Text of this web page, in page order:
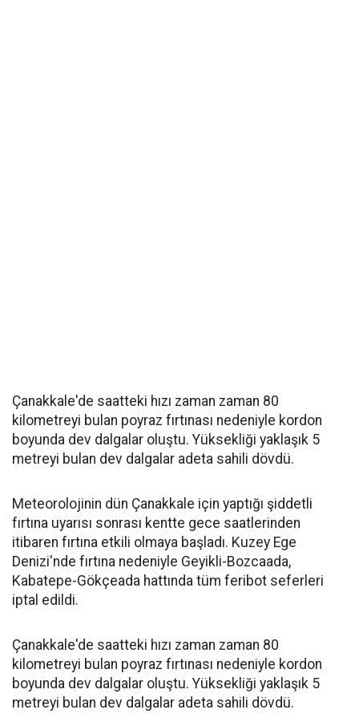
Çanakkale'de saatteki hızı zaman zaman 80
kilometreyi bulan poyraz fırtınası nedeniyle kordon
boyunda dev dalgalar oluştu. Yüksekliği yaklaşık 5
metreyi bulan dev dalgalar adeta sahili dövdü.
Meteorolojinin dün Çanakkale için yaptığı şiddetli
fırtına uyarısı sonrası kentte gece saatlerinden
itibaren fırtına etkili olmaya başladı. Kuzey Ege
Denizi'nde fırtına nedeniyle Geyikli-Bozcaada,
Kabatepe-Gökçeada hattında tüm feribot seferleri
iptal edildi.
Çanakkale'de saatteki hızı zaman zaman 80
kilometreyi bulan poyraz fırtınası nedeniyle kordon
boyunda dev dalgalar oluştu. Yüksekliği yaklaşık 5
metreyi bulan dev dalgalar adeta sahili dövdü.